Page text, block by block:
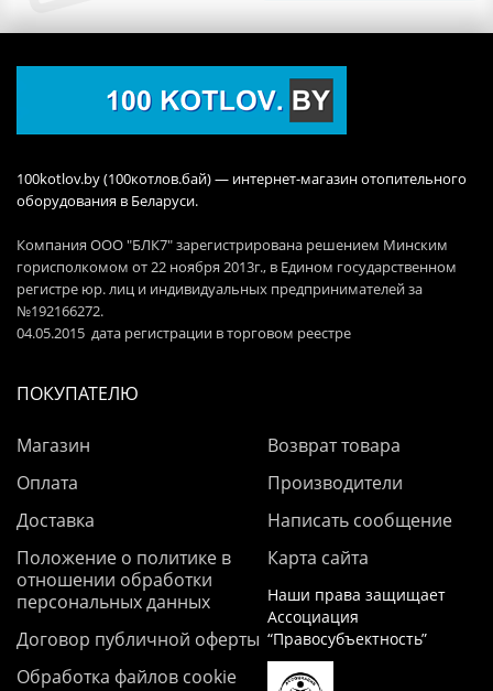
100kotlov.by (100котлов.бай) — интернет-магазин отопительного
оборудования в Беларуси.
Компания ООО "БЛК7" зарегистрирована решением Минским
горисполкомом от 22 ноября 2013г., в Едином государственном
регистре юр. лиц и индивидуальных предпринимателей за
№192166272.
04.05.2015 дата регистрации в торговом реестре
ПОКУПАТЕЛЮ
Магазин
Оплата
Доставка
Положение о политике в
отношении обработки
персональных данных
Договор публичной оферты
Обработка файлов cookie
Возврат товара
Производители
Написать сообщение
Карта сайта
Наши права защищает
Ассоциация
“Правосубъектность”